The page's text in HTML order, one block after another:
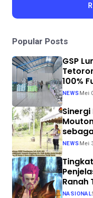
Popular Posts
GSP
100%
NEWS Mei
NEWS Mei
Ranah
NASIONAL